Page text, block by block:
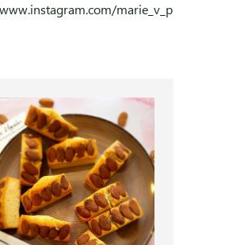
marie_v_p